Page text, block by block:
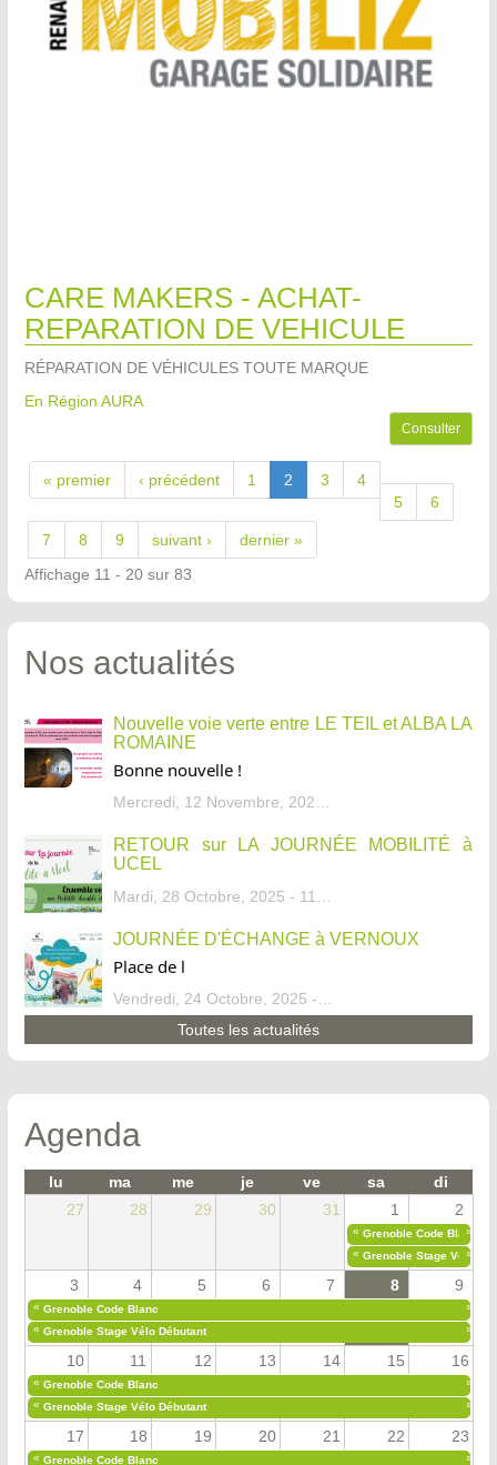
CARE MAKERS - ACHAT-
REPARATION DE VEHICULE
RÉPARATION DE VÉHICULES TOUTE MARQUE
En Région AURA
Consulter
« premier ‹ précédent 1 2 3
4
5
6
7 8 9 suivant ›
dernier »
Affichage 11 - 20 sur 83
Nos actualités
Nouvelle voie verte entre LE TEIL et ALBA LA
ROMAINE
Bonne nouvelle !
Mercredi, 12 Novembre, 2025 - 13:34
RETOUR sur LA JOURNÉE MOBILITÉ à
UCEL
Mardi, 28 Octobre, 2025 - 11:46
JOURNÉE D'ÉCHANGE à VERNOUX
Place de l
Vendredi, 24 Octobre, 2025 - 13:07
Toutes les actualités
Agenda
lu ma me je ve sa
di
27
28 29 30 31 1 2
« Grenoble Code Blanc
»
« Grenoble Stage Vélo
»
3 4 5 6 7 8 9
« Grenoble Code Blanc
»
« Grenoble Stage Vélo Débutant »
10 11 12 13 14 15 16
« Grenoble Code Blanc
»
« Grenoble Stage Vélo Débutant »
17 18 19 20 21 22 23
« Grenoble Code Blanc »